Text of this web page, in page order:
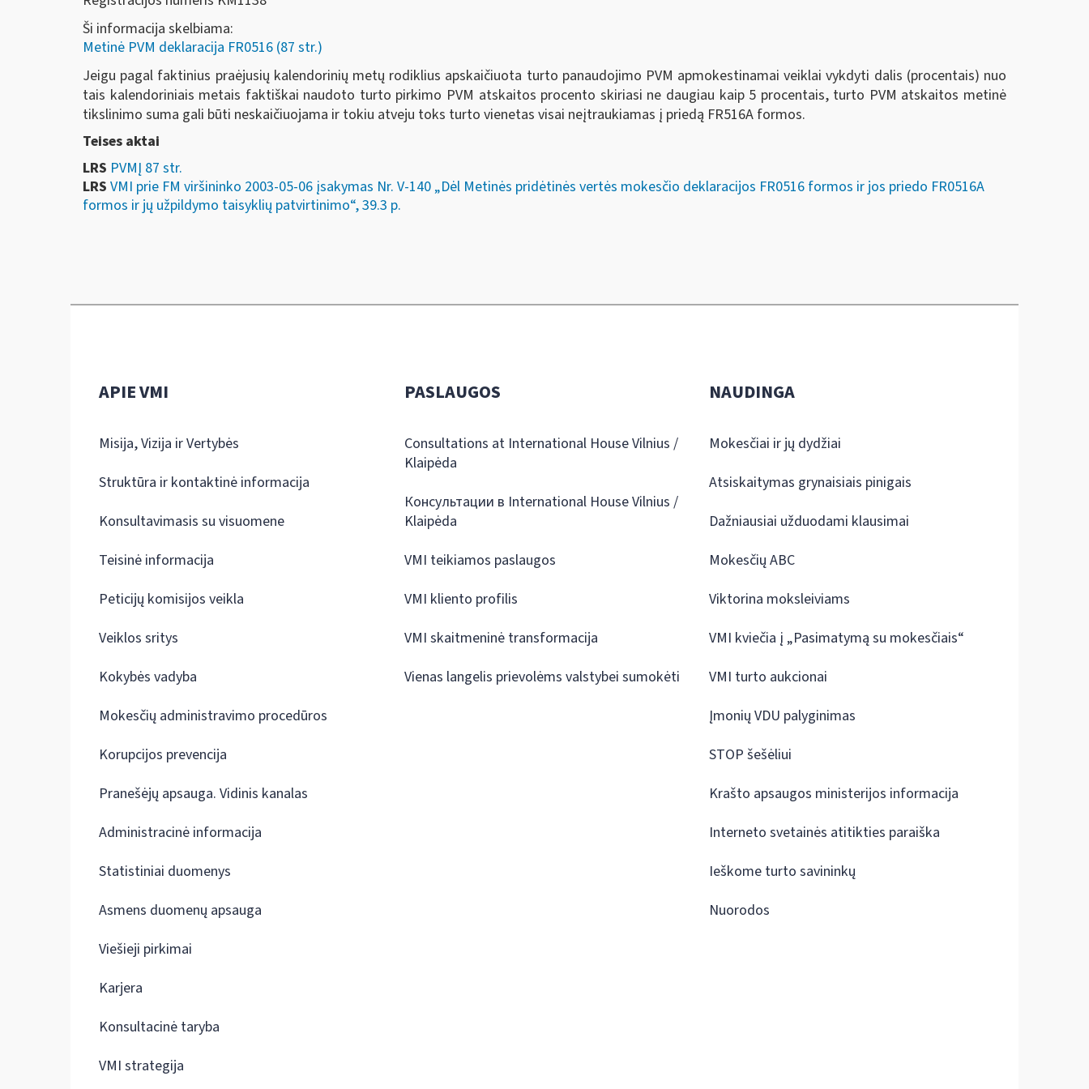
Ši informacija skelbiama:
Metinė PVM deklaracija FR0516 (87 str.)
Jeigu pagal faktinius praėjusių kalendorinių metų rodiklius apskaičiuota turto panaudojimo PVM apmokestinamai veiklai vykdyti dalis (procentais) nuo
tais kalendoriniais metais faktiškai naudoto turto pirkimo PVM atskaitos procento skiriasi ne daugiau kaip 5 procentais, turto PVM atskaitos metinė
tikslinimo suma gali būti neskaičiuojama ir tokiu atveju toks turto vienetas visai neįtraukiamas į priedą FR516A formos.
Teises aktai
LRS PVMĮ 87 str.
LRS VMI prie FM viršininko 2003-05-06 įsakymas Nr. V-140 „Dėl Metinės pridėtinės vertės mokesčio deklaracijos FR0516 formos ir jos priedo FR0516A
formos ir jų užpildymo taisyklių patvirtinimo“, 39.3 p.
APIE VMI
Misija, Vizija ir Vertybės
Struktūra ir kontaktinė informacija
Konsultavimasis su visuomene
Teisinė informacija
Peticijų komisijos veikla
Veiklos sritys
Kokybės vadyba
Mokesčių administravimo procedūros
Korupcijos prevencija
Pranešėjų apsauga. Vidinis kanalas
Administracinė informacija
Statistiniai duomenys
Asmens duomenų apsauga
Viešieji pirkimai
Karjera
Konsultacinė taryba
VMI strategija
PASLAUGOS
Consultations at International House Vilnius /
Klaipėda
Консультации в International House Vilnius /
Klaipėda
VMI teikiamos paslaugos
VMI kliento profilis
VMI skaitmeninė transformacija
Vienas langelis prievolėms valstybei sumokėti
NAUDINGA
Mokesčiai ir jų dydžiai
Atsiskaitymas grynaisiais pinigais
Dažniausiai užduodami klausimai
Mokesčių ABC
Viktorina moksleiviams
VMI kviečia į „Pasimatymą su mokesčiais“
VMI turto aukcionai
Įmonių VDU palyginimas
STOP šešėliui
Krašto apsaugos ministerijos informacija
Interneto svetainės atitikties paraiška
Ieškome turto savininkų
Nuorodos